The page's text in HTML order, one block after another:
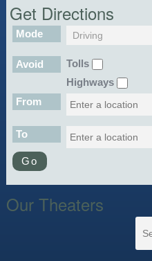
Get Directions
Mode
Avoid
Tolls
Highways
From
To
Go
Our Theaters